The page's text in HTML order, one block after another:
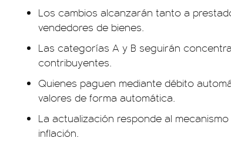
Los cambios alcanzarán tanto a
vendedores de bienes.
Las categorías A y B seguirán
contribuyentes.
Quienes paguen mediante débito
valores de forma automática.
La actualización responde al
inflación.